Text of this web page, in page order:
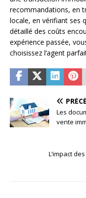
recommandations, en
locale, en vérifiant ses
détaillé des coûts
expérience passée,
choisissez l’agent
Les
vente
L’impact